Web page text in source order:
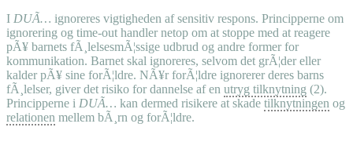
I DUÃ… ignoreres vigtigheden af sensitiv respons. Principperne om
ignorering og time-out handler netop om at stoppe med at reagere
pÃ¥ barnets fÃ¸lelsesmÃ¦ssige udbrud og andre former for
kommunikation. Barnet skal ignoreres, selvom det grÃ¦der eller
kalder pÃ¥ sine forÃ¦ldre. NÃ¥r forÃ¦ldre ignorerer deres barns
fÃ¸lelser, giver det risiko for dannelse af en utryg tilknytning (2).
Principperne i DUÃ… kan dermed risikere at skade tilknytningen og
relationen mellem bÃ¸rn og forÃ¦ldre.